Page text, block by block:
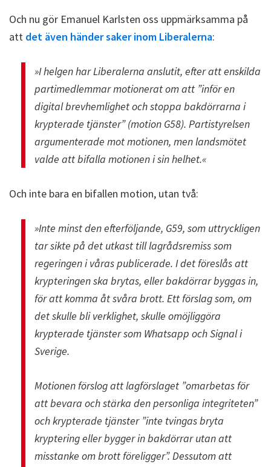
Och nu gör Emanuel Karlsten oss uppmärksamma på
att det även händer saker inom Liberalerna:
»I helgen har Liberalerna anslutit, efter att enskilda
partimedlemmar motionerat om att ”inför en
digital brevhemlighet och stoppa bakdörrarna i
krypterade tjänster” (motion G58). Partistyrelsen
argumenterade mot motionen, men landsmötet
valde att bifalla motionen i sin helhet.«
Och inte bara en bifallen motion, utan två:
»Inte minst den efterföljande, G59, som uttryckligen
tar sikte på det utkast till lagrådsremiss som
regeringen i våras publicerade. I det föreslås att
krypteringen ska brytas, eller bakdörrar byggas in,
för att komma åt svåra brott. Ett förslag som, om
det skulle bli verklighet, skulle omöjliggöra
krypterade tjänster som Whatsapp och Signal i
Sverige.
Motionen förslog att lagförslaget ”omarbetas för
att bevara och stärka den personliga integriteten”
och krypterade tjänster ”inte tvingas bryta
kryptering eller bygger in bakdörrar utan att
misstanke om brott föreligger”. Dessutom att